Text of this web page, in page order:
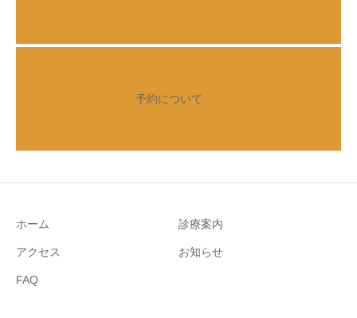
予約について
ホーム 診療案内
アクセス お知らせ
FAQ